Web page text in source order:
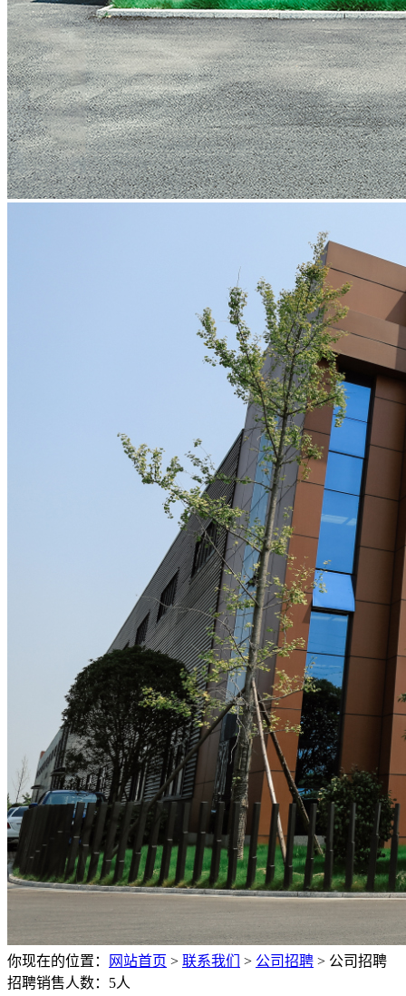
你现在的位置： 网站首页 > 联系我们 > 公司招聘 > 公司招聘
招聘销售人数：5人